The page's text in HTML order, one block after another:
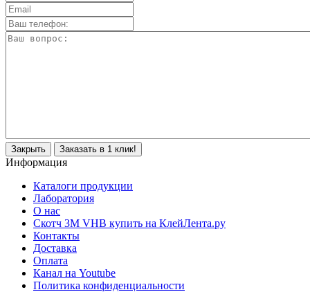
Закрыть Заказать в 1 клик!
Информация
Каталоги продукции
Лаборатория
О нас
Скотч 3M VHB купить на КлейЛента.ру
Контакты
Доставка
Оплата
Канал на Youtube
Политика конфиденциальности